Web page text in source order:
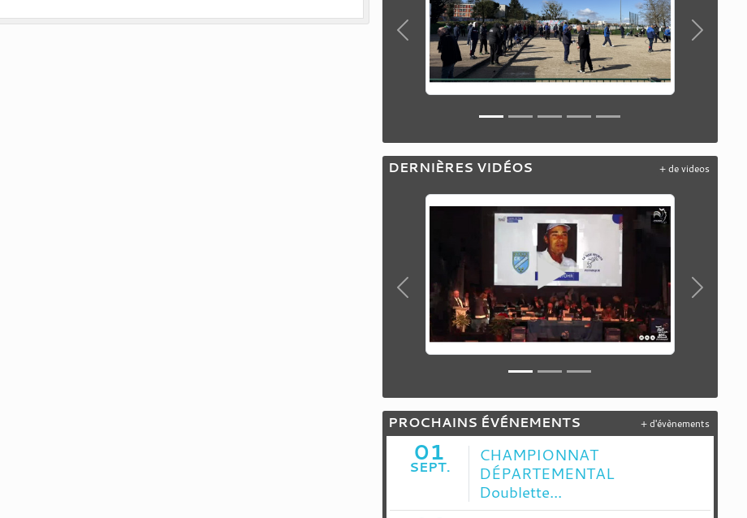
Précedent Suivant
DERNIÈRES VIDÉOS
Précedent Suivant
+ de videos
PROCHAINS ÉVÉNEMENTS
01
SEPT.
CHAMPIONNAT
DÉPARTEMENTAL
Doublette...
+ d'évènements